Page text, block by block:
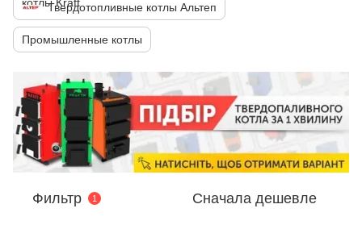
Твердотопливные котлы Альтеп
Промышленные котлы
Фильтр 1 Сначала дешевле